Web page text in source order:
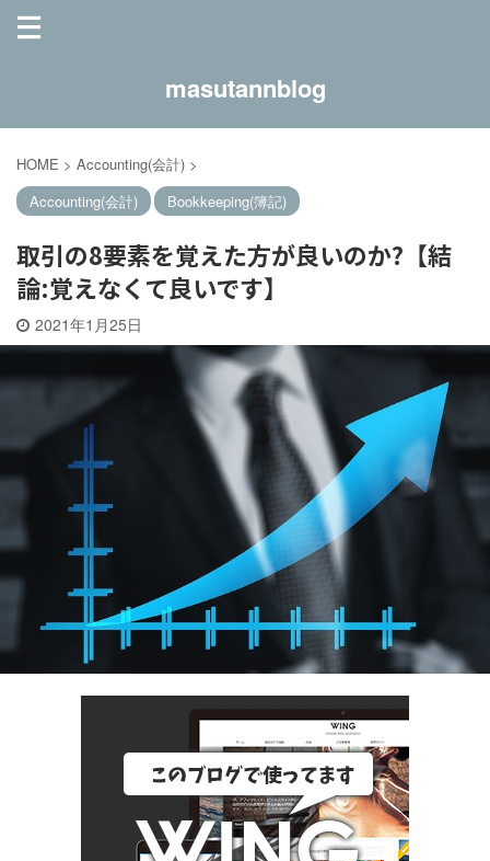
masutannblog
HOME > Accounting(会計) >
Accounting(会計)
Bookkeeping(簿記)
取引の8要素を覚えた方が良いのか?【結
論:覚えなくて良いです】
2021年1月25日